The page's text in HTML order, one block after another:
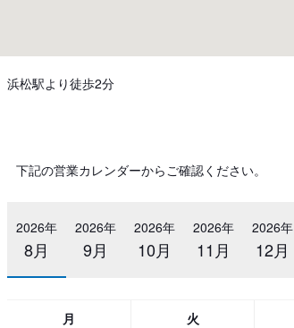
浜松駅より徒歩2分
下記の営業カレンダーからご確認ください。
2026年
8月
2026年
9月
2026年
10月
2026年
11月
2026年
12月
月 火